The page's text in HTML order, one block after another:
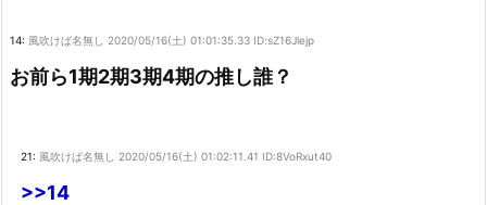
【画像】この金村美玖さん、大変なことになってるって...
14: 風吹けば名無し 2020/05/16(土) 01:01:35.33 ID:sZ16Jlejp
お前ら1期2期3期4期の推し誰？
21: 風吹けば名無し 2020/05/16(土) 01:02:11.41 ID:8VoRxut40
>>14